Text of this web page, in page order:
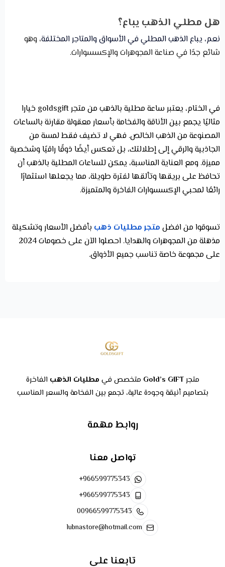
هل مطلي الذهب يباع؟
نعم، يباع الذهب المطلي في الأسواق والمتاجر المختلفة، وهو
شائع جدًا في صناعة المجوهرات والإكسسوارات.
في الختام، يعتبر ساعة مطلية بالذهب من متجر goldsgift خيارا
مثاليًا يجمع بين الأناقة والفخامة بأسعار معقولة مقارنة بالساعات
المصنوعة من الذهب الخالص. فهي لا تضيف فقط لمسة من
الجاذبية والرقي إلى إطلالتك، بل تعكس أيضًا ذوقًا راقيًا وشخصية
مميزة. ومع العناية المناسبة، يمكن للساعات المطلية بالذهب أن
تحافظ على بريقها وتألقها لفترة طويلة، مما يجعلها استثمارًا
رائعًا لمحبي الإكسسوارات الفاخرة والمتميزة.
تسوقوا من افضل متجر مطليات ذهب بأفضل الأسعار وتشكيلة
مذهلة من المجوهرات والهدايا. احصلوا الآن على خصومات 2024
على مجموعة خاصة تناسب جميع الأذواق.
متجرGold’s GIFT متخصص في مطليات الذهب الفاخرة
بتصاميم أنيقة وجودة عالية، تجمع بين الفخامة والسعر المناسب
روابط مهمة
تواصل معنا
+966599775343
+966599775343
00966599775343
lubnastore@hotmail.com
تابعنا على